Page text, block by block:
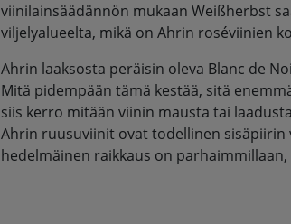
viinilainsäädännön mukaan Weißherbst
viljelyalueelta, mikä on Ahrin roséviinien
Ahrin laaksosta peräisin oleva Blanc de
Mitä pidempään tämä kestää, sitä
siis kerro mitään viinin mausta tai
Ahrin ruusuviinit ovat todellinen sisäpiirin
hedelmäinen raikkaus on